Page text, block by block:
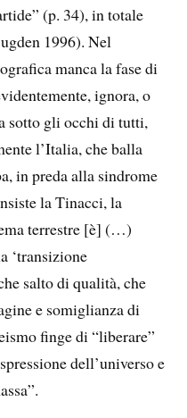
(p. 34), in totale
1996). Nel
manca la fase di
ignora, o
sotto gli occhi di tutti,
l’Italia, che balla
in preda alla sindrome
la Tinacci, la
terrestre [è] (…)
‘transizione
salto di qualità, che
e somiglianza di
finge di “liberare”
dell’universo e